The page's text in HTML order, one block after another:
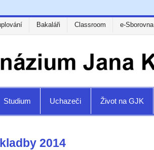
Bakaláři Classroom e-Sborovna
Studium Uchazeči Život na GJK
2014